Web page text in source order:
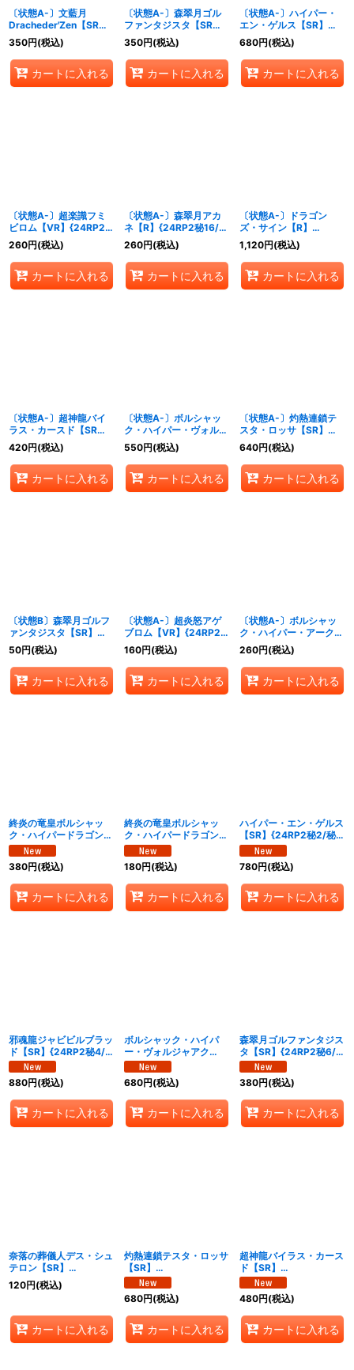
〔状態A-〕文藍月
Dracheder'Zen【SR】
{24RP2秘3/秘21}
《水》
350円(税込)
カートに入れる
〔状態A-〕森翠月ゴル
ファンタジスタ【SR】
{24RP2秘6/秘21}《自
然》
350円(税込)
カートに入れる
〔状態A-〕ハイパー・
エン・ゲルス【SR】
{24RP2秘2/秘21}
《光》
680円(税込)
カートに入れる
〔状態A-〕超楽識フミ
ビロム【VR】{24RP2秘
9/秘21}《多》
260円(税込)
カートに入れる
〔状態A-〕森翠月アカ
ネ【R】{24RP2秘16/秘
21}《自然》
260円(税込)
カートに入れる
〔状態A-〕ドラゴン
ズ・サイン【R】
{24RP2TD2/TD3}
《光》
1,120円(税込)
カートに入れる
〔状態A-〕超神龍バイ
ラス・カースド【SR】
{24RP2TR6/TR11}《自
然》
420円(税込)
カートに入れる
〔状態A-〕ボルシャッ
ク・ハイパー・ヴォルジ
ャアク【SR】
{24RP2S7/S10}《火》
550円(税込)
カートに入れる
〔状態A-〕灼熱連鎖テ
スタ・ロッサ【SR】
{24RP2TR5/TR11}
《火》
640円(税込)
カートに入れる
〔状態B〕森翠月ゴルフ
ァンタジスタ【SR】
{24RP2S9/S10}《自
然》
50円(税込)
カートに入れる
〔状態A-〕超炎怒アゲ
ブロム【VR】{24RP2秘
11/秘21}《多》
160円(税込)
カートに入れる
〔状態A-〕ボルシャッ
ク・ハイパー・アークゼ
オス【R】{24RP2秘15/
秘21}《火》
260円(税込)
カートに入れる
終炎の竜皇ボルシャッ
ク・ハイパードラゴン
【OR】{24RP2秘1/秘
21}《火》
380円(税込)
カートに入れる
終炎の竜皇ボルシャッ
ク・ハイパードラゴン
【OR】
{24RP2OR1/OR1}
《火》
180円(税込)
カートに入れる
ハイパー・エン・ゲルス
【SR】{24RP2秘2/秘
21}《光》
780円(税込)
カートに入れる
邪魂龍ジャビビルブラッ
ド【SR】{24RP2秘4/秘
21}《闇》
880円(税込)
カートに入れる
ボルシャック・ハイパ
ー・ヴォルジャアク
【SR】{24RP2秘5/秘
21}《火》
680円(税込)
カートに入れる
森翠月ゴルファンタジス
タ【SR】{24RP2秘6/秘
21}《自然》
380円(税込)
カートに入れる
奈落の葬儀人デス・シュ
テロン【SR】
{24RP2TR4/TR11}
《闇》
120円(税込)
カートに入れる
灼熱連鎖テスタ・ロッサ
【SR】
{24RP2TR5/TR11}
《火》
680円(税込)
カートに入れる
超神龍バイラス・カース
ド【SR】
{24RP2TR6/TR11}《自
然》
480円(税込)
カートに入れる